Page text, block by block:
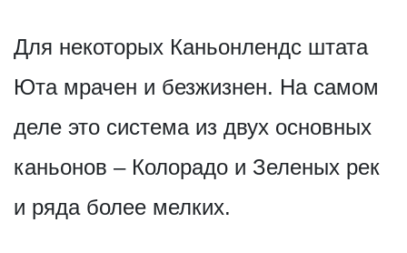
Для некоторых Каньонлендс штата
Юта мрачен и безжизнен. На самом
деле это система из двух основных
каньонов – Колорадо и Зеленых рек
и ряда более мелких.